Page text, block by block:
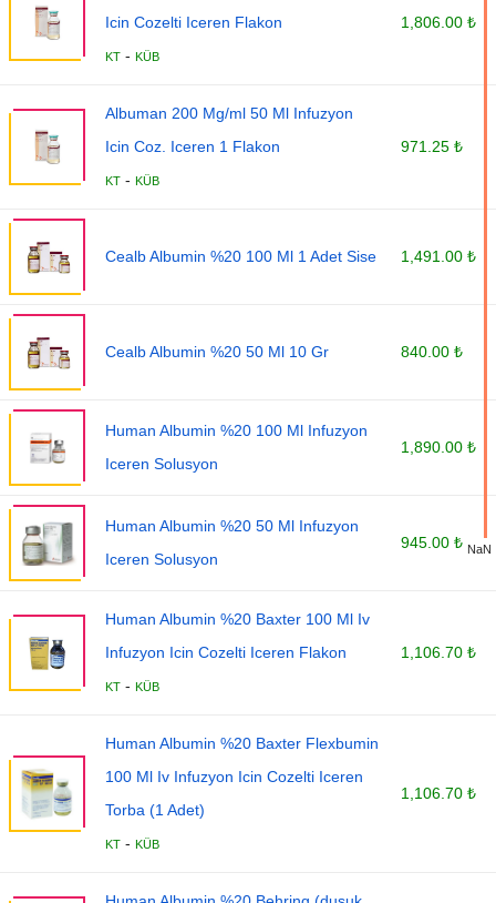
Icin Cozelti Iceren Flakon
KT - KÜB
1,806.00 ₺
Albuman 200 Mg/ml 50 Ml Infuzyon
Icin Coz. Iceren 1 Flakon
KT - KÜB
971.25 ₺
Cealb Albumin %20 100 Ml 1 Adet Sise 1,491.00 ₺
Cealb Albumin %20 50 Ml 10 Gr 840.00 ₺
Human Albumin %20 100 Ml Infuzyon
Iceren Solusyon
1,890.00 ₺
Human Albumin %20 50 Ml Infuzyon
Iceren Solusyon
945.00 ₺
Human Albumin %20 Baxter 100 Ml Iv
Infuzyon Icin Cozelti Iceren Flakon
KT - KÜB
1,106.70 ₺
Human Albumin %20 Baxter Flexbumin
100 Ml Iv Infuzyon Icin Cozelti Iceren
Torba (1 Adet)
KT - KÜB
1,106.70 ₺
NaN